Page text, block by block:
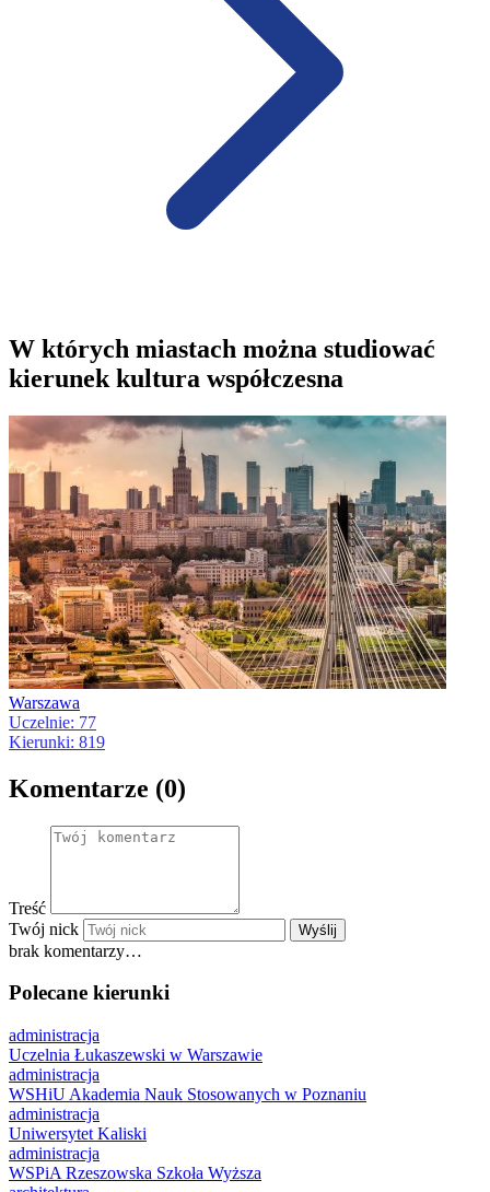
W których miastach można studiować
kierunek kultura współczesna
Warszawa
Uczelnie: 77
Kierunki: 819
Komentarze (0)
Treść
Twój nick
Wyślij
brak komentarzy…
Polecane kierunki
administracja
Uczelnia Łukaszewski w Warszawie
administracja
WSHiU Akademia Nauk Stosowanych w Poznaniu
administracja
Uniwersytet Kaliski
administracja
WSPiA Rzeszowska Szkoła Wyższa